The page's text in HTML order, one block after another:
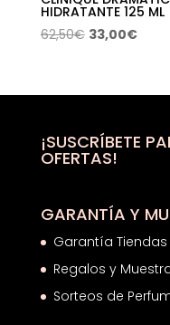
HIDRATANTE 125 ML
62,50€ El
era:
33,00€El
es:
¡SUSCRÍBETE
OFERTAS!
GARANTÍA Y
Garantía
Regalos y
Sorteos de